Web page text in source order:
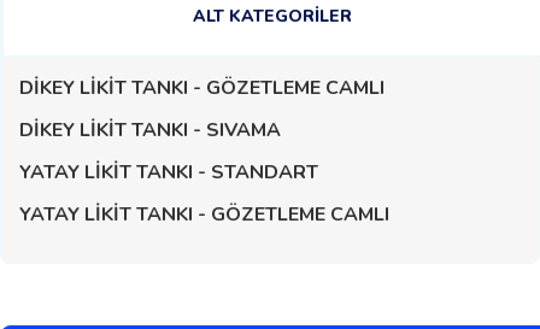
ALT KATEGORİLER
DİKEY LİKİT TANKI - GÖZETLEME CAMLI
DİKEY LİKİT TANKI - SIVAMA
YATAY LİKİT TANKI - STANDART
YATAY LİKİT TANKI - GÖZETLEME CAMLI